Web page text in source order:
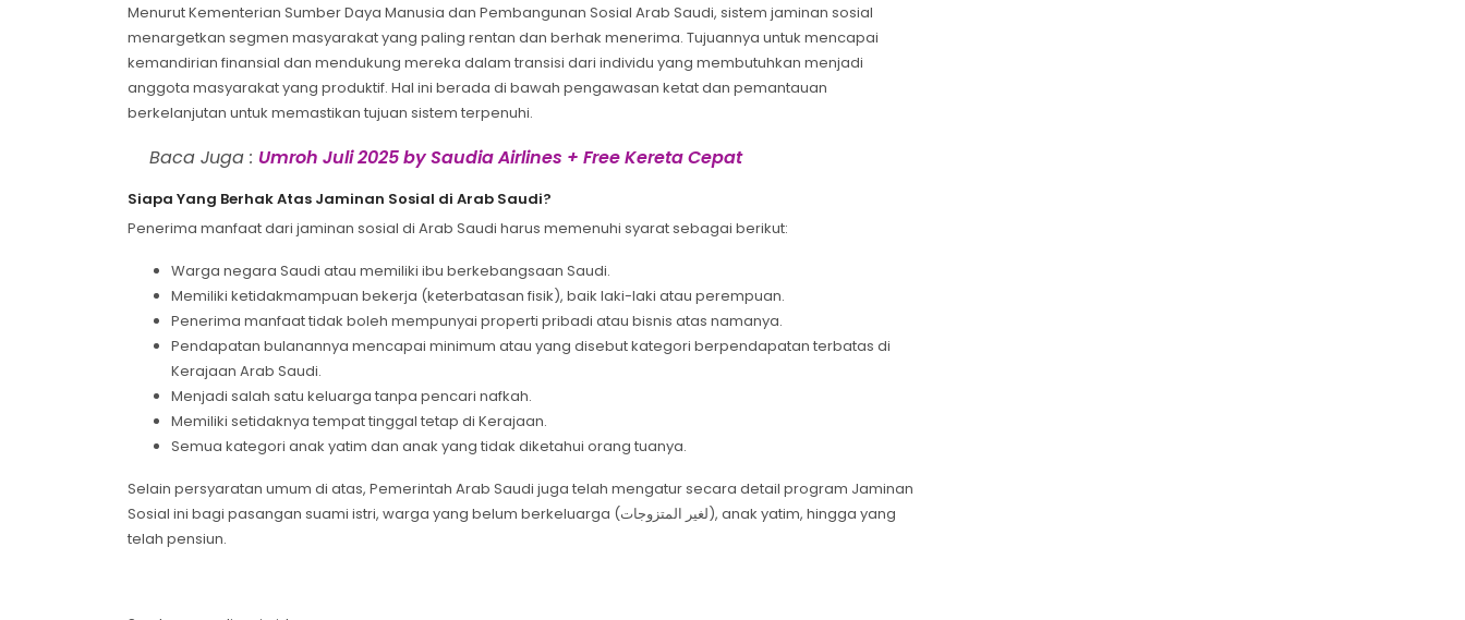
Menurut Kementerian Sumber Daya Manusia dan Pembangunan Sosial Arab Saudi, sistem jaminan sosial
menargetkan segmen masyarakat yang paling rentan dan berhak menerima. Tujuannya untuk mencapai
kemandirian finansial dan mendukung mereka dalam transisi dari individu yang membutuhkan menjadi
anggota masyarakat yang produktif. Hal ini berada di bawah pengawasan ketat dan pemantauan
berkelanjutan untuk memastikan tujuan sistem terpenuhi.
Baca Juga : Umroh Juli 2025 by Saudia Airlines + Free Kereta Cepat
Siapa Yang Berhak Atas Jaminan Sosial di Arab Saudi?
Penerima manfaat dari jaminan sosial di Arab Saudi harus memenuhi syarat sebagai berikut:
Warga negara Saudi atau memiliki ibu berkebangsaan Saudi.
Memiliki ketidakmampuan bekerja (keterbatasan fisik), baik laki-laki atau perempuan.
Penerima manfaat tidak boleh mempunyai properti pribadi atau bisnis atas namanya.
Pendapatan bulanannya mencapai minimum atau yang disebut kategori berpendapatan terbatas di
Kerajaan Arab Saudi.
Menjadi salah satu keluarga tanpa pencari nafkah.
Memiliki setidaknya tempat tinggal tetap di Kerajaan.
Semua kategori anak yatim dan anak yang tidak diketahui orang tuanya.
Selain persyaratan umum di atas, Pemerintah Arab Saudi juga telah mengatur secara detail program Jaminan
Sosial ini bagi pasangan suami istri, warga yang belum berkeluarga (لغير المتزوجات), anak yatim, hingga yang
telah pensiun.